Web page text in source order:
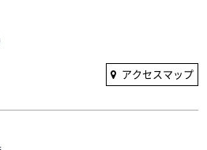
アクセスマップ